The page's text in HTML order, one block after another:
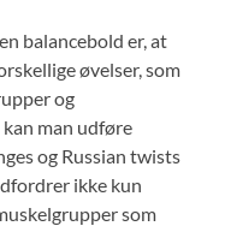
balancebold er, at
øvelser, som
og
man udføre
og Russian twists
ikke kun
som